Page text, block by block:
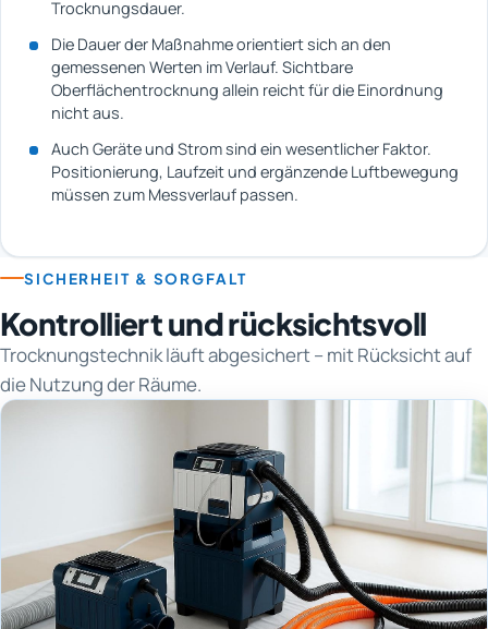
Trocknungsdauer.
Die Dauer der Maßnahme orientiert sich an den
gemessenen Werten im Verlauf. Sichtbare
Oberflächentrocknung allein reicht für die Einordnung
nicht aus.
Auch Geräte und Strom sind ein wesentlicher Faktor.
Positionierung, Laufzeit und ergänzende Luftbewegung
müssen zum Messverlauf passen.
SICHERHEIT & SORGFALT
Kontrolliert und rücksichtsvoll
Trocknungstechnik läuft abgesichert – mit Rücksicht auf
die Nutzung der Räume.